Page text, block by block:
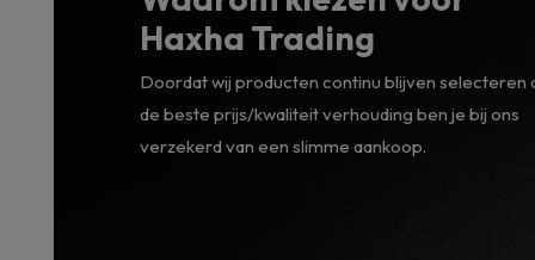
Haxha Trading
Doordat wij producten continu blijven selecteren
de beste prijs/kwaliteit verhouding ben je bij ons
verzekerd van een slimme aankoop.